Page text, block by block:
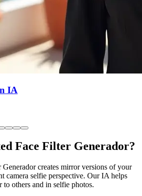
IA
Face Filter Generador?
creates mirror versions of your
camera selfie perspective. Our IA helps
to others and in selfie photos.